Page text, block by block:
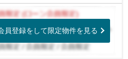
員登録をして限定物件を見る